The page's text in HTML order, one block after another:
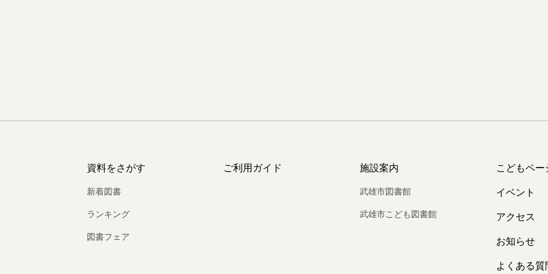
資料をさがす
新着図書
ランキング
図書フェア
ご利用ガイド 施設案内
武雄市図書館
武雄市こども図書館
こどもペー
イベント
アクセス
お知らせ
よくある質